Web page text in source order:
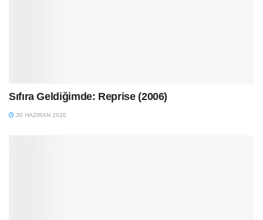
Sıfıra Geldiğimde: Reprise (2006)
30 HAZIRAN 2020